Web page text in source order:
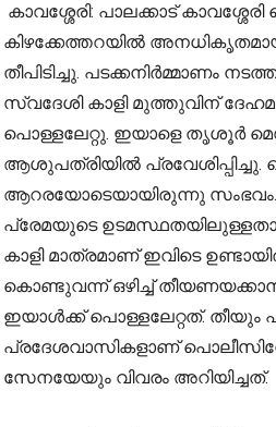
കാവശ്ശേരി: പാലക്കാട്
കിഴക്കേത്തറയിൽ
തീപിടിച്ചു. പടക്കനിർമ്മാണം
സ്വദേശി കാളി മുത്തുവിന്
പൊള്ളലേറ്റു. ഇയാളെ തൃശൂർ
ആശുപത്രിയിൽ പ്രവേശിപ്പിച്ചു.
ആറരയോടെയായിരുന്നു
പ്രേമയുടെ
കാളി മാത്രമാണ് ഇവിടെ
കൊണ്ടുവന്ന് ഒഴിച്ച്
ഇയാൾക്ക് പൊള്ളലേറ്റത്.
പ്രദേശവാസികളാണ്
സേനയേയും വിവരം അറിയിച്ചത്.